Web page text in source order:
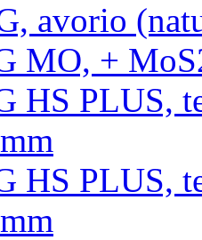
avorio
MO, +
HS PLUS,
HS PLUS,